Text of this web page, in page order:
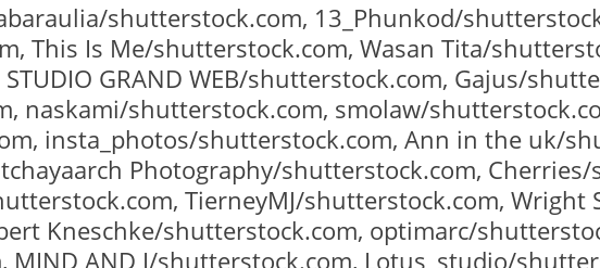
shutterstock.com, 13_Phunkod/
This Is Me/shutterstock.com, Wasan Tita/
GRAND WEB/shutterstock.com, Gajus/
naskami/shutterstock.com, smolaw/
insta_photos/shutterstock.com, Ann in the uk/
Photography/shutterstock.com,
TierneyMJ/shutterstock.com,
Kneschke/shutterstock.com, optimarc/
AND I/shutterstock.com, Lotus_studio/